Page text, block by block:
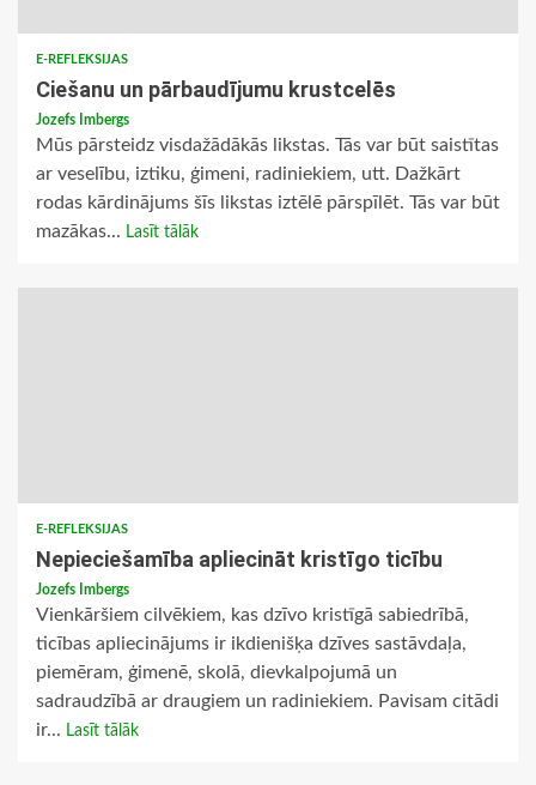
E-REFLEKSIJAS
Ciešanu un pārbaudījumu krustcelēs
Jozefs Imbergs
Mūs pārsteidz visdažādākās likstas. Tās var būt saistītas
ar veselību, iztiku, ģimeni, radiniekiem, utt. Dažkārt
rodas kārdinājums šīs likstas iztēlē pārspīlēt. Tās var būt
mazākas... Lasīt tālāk
E-REFLEKSIJAS
Nepieciešamība apliecināt kristīgo ticību
Jozefs Imbergs
Vienkāršiem cilvēkiem, kas dzīvo kristīgā sabiedrībā,
ticības apliecinājums ir ikdienišķa dzīves sastāvdaļa,
piemēram, ģimenē, skolā, dievkalpojumā un
sadraudzībā ar draugiem un radiniekiem. Pavisam citādi
ir... Lasīt tālāk